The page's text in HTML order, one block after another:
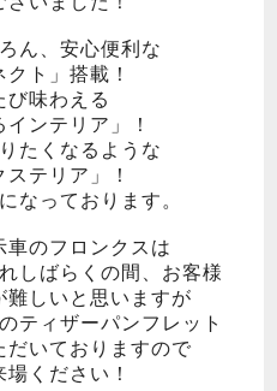
ん、安心便利な
クト」搭載！
び味わえる
インテリア」！
たくなるような
ステリア 」！
なっております。
のフロンクスは
しばらくの間、お客様
難しいと思いますが
ティザーパンフレット
だいておりますので
ください！